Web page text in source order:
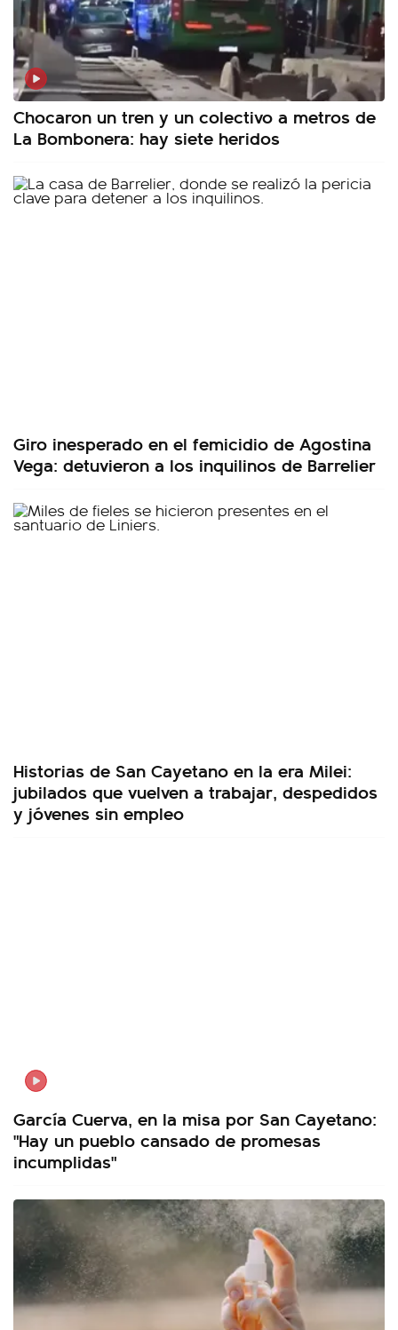
Chocaron un tren y un colectivo a metros de
La Bombonera: hay siete heridos
Giro inesperado en el femicidio de Agostina
Vega: detuvieron a los inquilinos de Barrelier
Historias de San Cayetano en la era Milei:
jubilados que vuelven a trabajar, despedidos
y jóvenes sin empleo
García Cuerva, en la misa por San Cayetano:
"Hay un pueblo cansado de promesas
incumplidas"